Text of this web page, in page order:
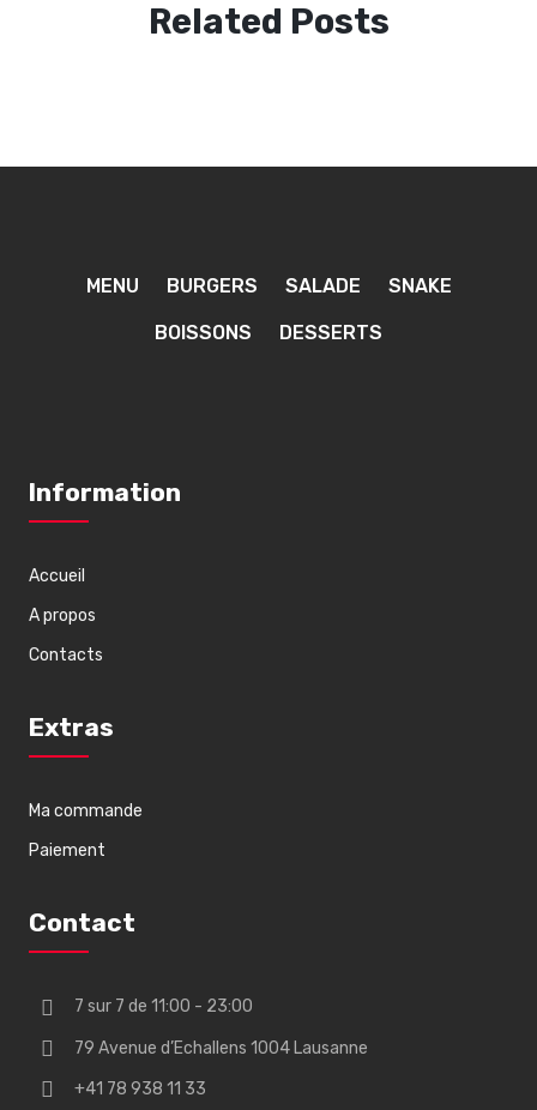
Related Posts
MENU BURGERS SALADE SNAKE
BOISSONS DESSERTS
Information
Accueil
A propos
Contacts
Extras
Ma commande
Paiement
Contact
7 sur 7 de 11:00 - 23:00
79 Avenue d’Echallens 1004 Lausanne
+41 78 938 11 33